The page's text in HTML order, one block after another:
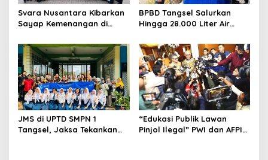
Svara Nusantara Kibarkan
Sayap Kemenangan di
BPBD Tangsel Salurkan
Hingga 28.000 Liter Air
Warga Terdampak
Kekeringan
JMS di UPTD SMPN 1
Tangsel, Jaksa Tekankan
“Edukasi Publik Lawan
Pinjol Ilegal” PWI dan AFPI